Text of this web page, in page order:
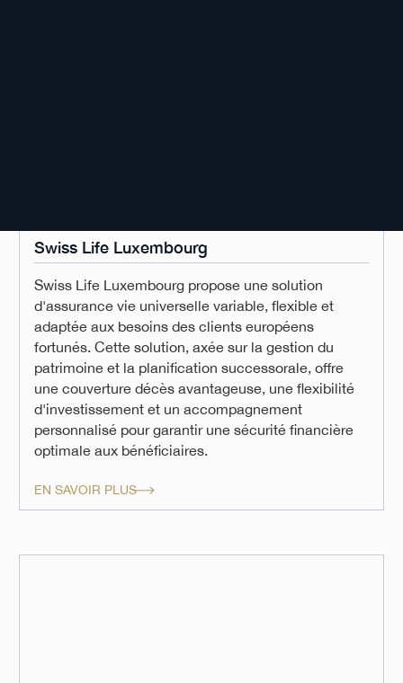
Swiss Life Luxembourg
Swiss Life Luxembourg propose une solution
d'assurance vie universelle variable, flexible et
adaptée aux besoins des clients européens
fortunés. Cette solution, axée sur la gestion du
patrimoine et la planification successorale, offre
une couverture décès avantageuse, une flexibilité
d'investissement et un accompagnement
personnalisé pour garantir une sécurité financière
optimale aux bénéficiaires.
EN SAVOIR PLUS